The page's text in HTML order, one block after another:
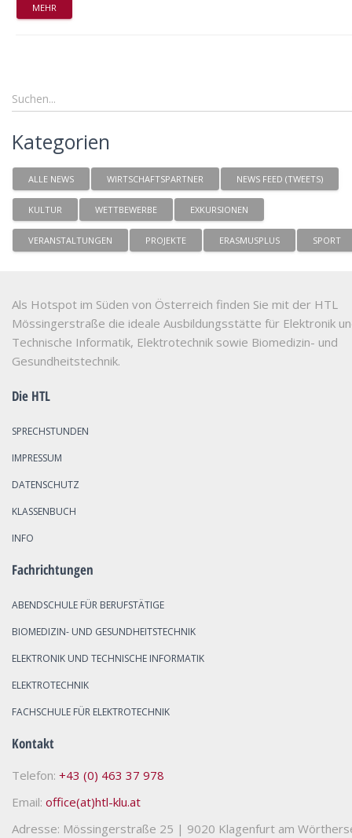
MEHR
Kategorien
ALLE NEWS WIRTSCHAFTSPARTNER NEWS FEED (TWEETS)
KULTUR WETTBEWERBE EXKURSIONEN
VERANSTALTUNGEN PROJEKTE ERASMUSPLUS SPORT
Als Hotspot im Süden von Österreich finden Sie mit der HTL
Mössingerstraße die ideale Ausbildungsstätte für Elektronik
Technische Informatik, Elektrotechnik sowie Biomedizin- und
Gesundheitstechnik.
Die HTL
SPRECHSTUNDEN
IMPRESSUM
DATENSCHUTZ
KLASSENBUCH
INFO
Fachrichtungen
ABENDSCHULE FÜR BERUFSTÄTIGE
BIOMEDIZIN- UND GESUNDHEITSTECHNIK
ELEKTRONIK UND TECHNISCHE INFORMATIK
ELEKTROTECHNIK
FACHSCHULE FÜR ELEKTROTECHNIK
Kontakt
Telefon: +43 (0) 463 37 978
Email: office(at)htl-klu.at
Adresse: Mössingerstraße 25 | 9020 Klagenfurt am